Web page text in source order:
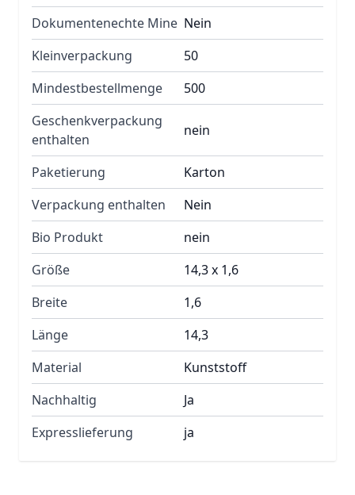
Dokumentenechte Mine Nein
Kleinverpackung
50
Mindestbestellmenge
500
Geschenkverpackung
enthalten
nein
Paketierung
Karton
Verpackung enthalten
Nein
Bio Produkt
nein
Größe
14,3 x 1,6
Breite
1,6
Länge
14,3
Material
Kunststoff
Nachhaltig
Ja
Expresslieferung
ja